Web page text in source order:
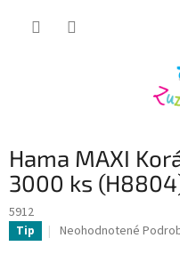
Hama MAXI
3000 ks
5912
Tip
Priemerné
Neohodnotené